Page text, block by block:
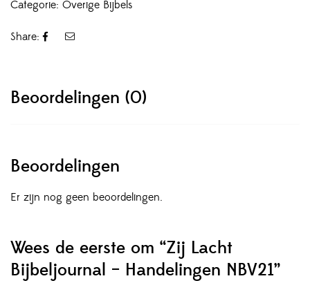
Categorie: Overige Bijbels
Share:
Beoordelingen (0)
Beoordelingen
Er zijn nog geen beoordelingen.
Wees de eerste om “Zij Lacht
Bijbeljournal – Handelingen NBV21”